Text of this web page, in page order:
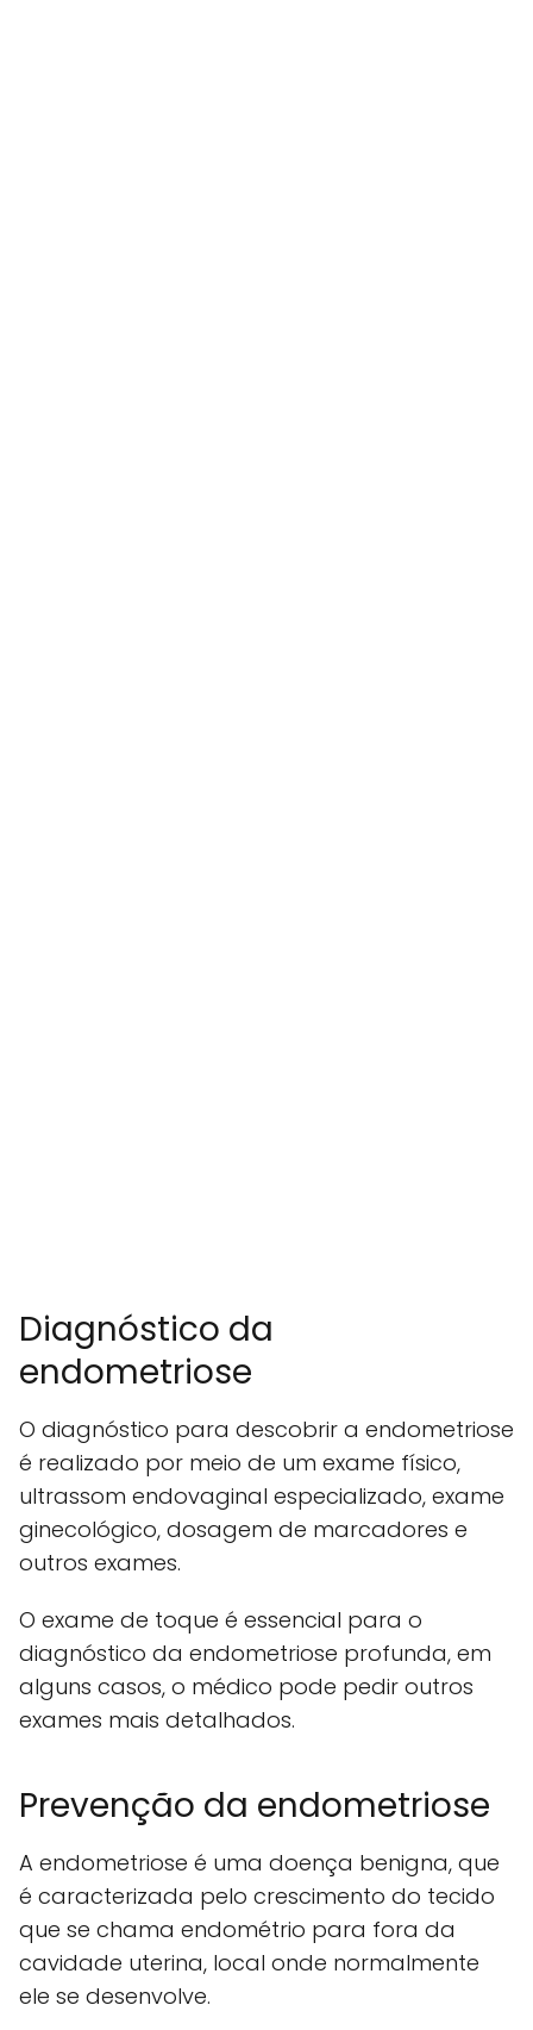
Diagnóstico da
endometriose
O diagnóstico para descobrir a endometriose
é realizado por meio de um exame físico,
ultrassom endovaginal especializado, exame
ginecológico, dosagem de marcadores e
outros exames.
O exame de toque é essencial para o
diagnóstico da endometriose profunda, em
alguns casos, o médico pode pedir outros
exames mais detalhados.
Prevenção da endometriose
A endometriose é uma doença benigna, que
é caracterizada pelo crescimento do tecido
que se chama endométrio para fora da
cavidade uterina, local onde normalmente
ele se desenvolve.